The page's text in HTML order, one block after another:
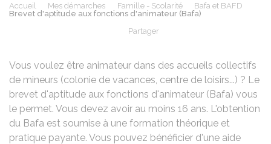
Accueil Mes démarches Famille - Scolarité
Bafa et BAFD
Brevet d'aptitude aux fonctions d'animateur (Bafa)
Partager
Vous voulez être animateur dans des accueils collectifs
de mineurs (colonie de vacances, centre de loisirs...) ? Le
brevet d'aptitude aux fonctions d'animateur (Bafa) vous
le permet. Vous devez avoir au moins 16 ans. L'obtention
du Bafa est soumise à une formation théorique et
pratique payante. Vous pouvez bénéficier d'une aide